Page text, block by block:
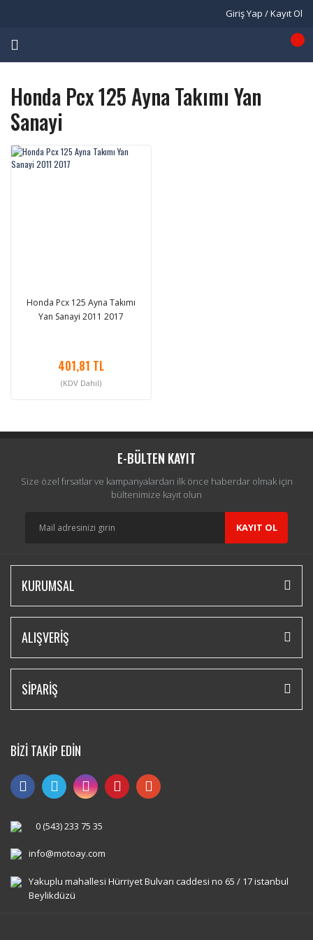
Giriş Yap / Kayıt Ol
Honda Pcx 125 Ayna Takımı Yan
Sanayi
Honda Pcx 125 Ayna Takımı
Yan Sanayi 2011 2017
401,81 TL
(KDV Dahil)
E-BÜLTEN KAYIT
Size özel fırsatlar ve kampanyalardan ilk önce haberdar olmak için
bültenimize kayıt olun
KAYIT OL
KURUMSAL
ALIŞVERİŞ
SİPARİŞ
BİZİ TAKİP EDİN
0 (543) 233 75 35
info@motoay.com
Yakuplu mahallesi Hürriyet Bulvarı caddesi no 65 / 17 istanbul
Beylikdüzü